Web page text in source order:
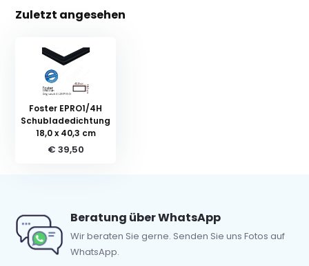
Zuletzt angesehen
Foster EPRO1/4H
Schubladedichtung
18,0 x 40,3 cm
€ 39,50
Beratung über WhatsApp
Wir beraten Sie gerne. Senden Sie uns Fotos auf
WhatsApp.